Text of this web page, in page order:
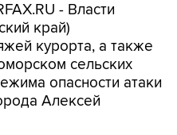
- Власти
край)
курорта, а также
сельских
опасности атаки
Алексей